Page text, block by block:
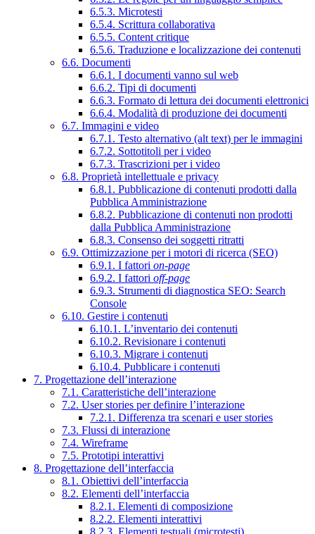
6.5.3. Microtesti
6.5.4. Scrittura collaborativa
6.5.5. Content critique
6.5.6. Traduzione e localizzazione dei contenuti
6.6. Documenti
6.6.1. I documenti vanno sul web
6.6.2. Tipi di documenti
6.6.3. Formato di lettura dei documenti elettronici
6.6.4. Modalità di produzione dei documenti
6.7. Immagini e video
6.7.1. Testo alternativo (alt text) per le immagini
6.7.2. Sottotitoli per i video
6.7.3. Trascrizioni per i video
6.8. Proprietà intellettuale e privacy
6.8.1. Pubblicazione di contenuti prodotti dalla
Pubblica Amministrazione
6.8.2. Pubblicazione di contenuti non prodotti
dalla Pubblica Amministrazione
6.8.3. Consenso dei soggetti ritratti
6.9. Ottimizzazione per i motori di ricerca (SEO)
6.9.1. I fattori on-page
6.9.2. I fattori off-page
6.9.3. Strumenti di diagnostica SEO: Search
Console
6.10. Gestire i contenuti
6.10.1. L’inventario dei contenuti
6.10.2. Revisionare i contenuti
6.10.3. Migrare i contenuti
6.10.4. Pubblicare i contenuti
7. Progettazione dell’interazione
7.1. Caratteristiche dell’interazione
7.2. User stories per definire l’interazione
7.2.1. Differenza tra scenari e user stories
7.3. Flussi di interazione
7.4. Wireframe
7.5. Prototipi interattivi
8. Progettazione dell’interfaccia
8.1. Obiettivi dell’interfaccia
8.2. Elementi dell’interfaccia
8.2.1. Elementi di composizione
8.2.2. Elementi interattivi
8.2.3. Elementi testuali (microtesti)